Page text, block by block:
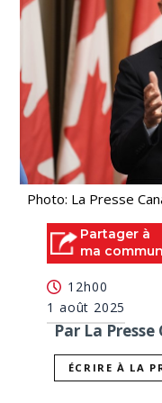
Photo: La Presse
Partager à
ma
12h00
1 août 2025
Par La
ÉCRIRE À LA